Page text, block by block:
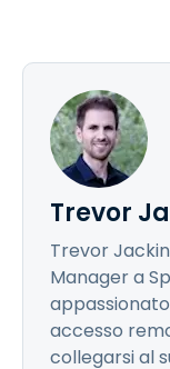
Trevor
Trevor
Manager a
accesso
collegarsi al